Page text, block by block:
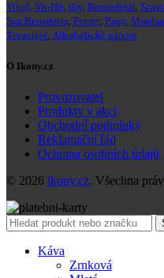
Vittel, Vit-Hit, illy, Ronnefeldt,
San Benedetto, Perrier, Pago,
Trvanlivé, Alkoholické nápoje
O Ikony.cz
Provozovatel
Produkty v akci
Obchodní podmínky
Reklamační řád
Ochrana osobních údajů
© 2026 ikony.cz. Všechna
Káva
Zrnková